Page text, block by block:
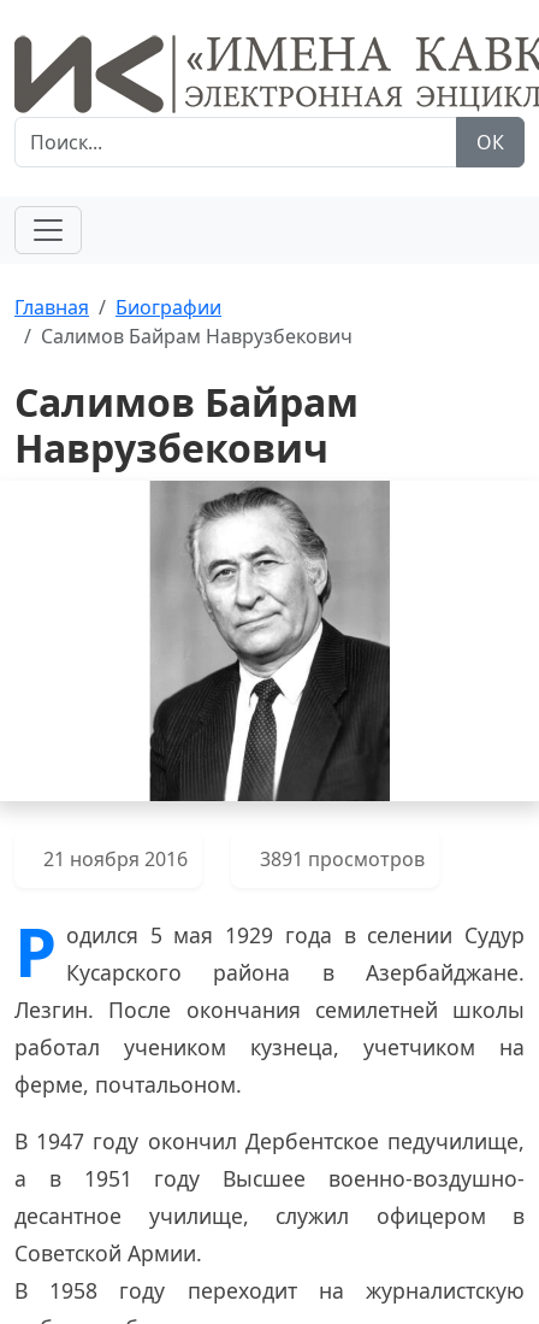
ОК
Главная
Биографии
Салимов Байрам Наврузбекович
Салимов Байрам
Наврузбекович
21 ноября 2016 3891 просмотров
Р одился 5 мая 1929 года в селении Судур
Кусарского района в Азербайджане.
Лезгин. После окончания семилетней школы
работал учеником кузнеца, учетчиком на
ферме, почтальоном.
В 1947 году окончил Дербентское педучилище,
а в 1951 году Высшее военно-воздушно-
десантное училище, служил офицером в
Советской Армии.
В 1958 году переходит на журналистскую